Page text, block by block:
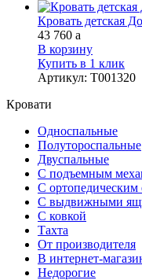
Кровать детская
43 760 a
В корзину
Купить в 1 клик
Артикул: Т001320
Кровати
Односпальные
Полутороспальные
Двуспальные
С подъемным
С ортопедическим
С выдвижными
С ковкой
Тахта
От производителя
В интернет-
Недорогие